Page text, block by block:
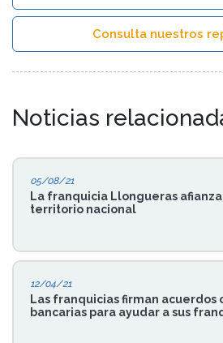
Consulta nuestros
Noticias
05/08/21
La franquicia Llongueras
territorio nacional
12/04/21
Las franquicias firman acuerdos
bancarias para ayudar a sus